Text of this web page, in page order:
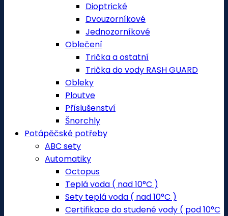
Dioptrické
Dvouzorníkové
Jednozorníkové
Oblečení
Trička a ostatní
Trička do vody RASH GUARD
Obleky
Ploutve
Příslušenství
Šnorchly
Potápěčské potřeby
ABC sety
Automatiky
Octopus
Teplá voda ( nad 10°C )
Sety teplá voda ( nad 10°C )
Certifikace do studené vody ( pod 10°C